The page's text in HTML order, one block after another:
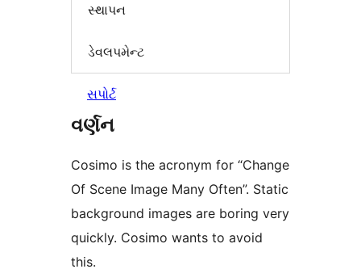
સ્થાપન
ડેવલપમેન્ટ
સપોર્ટ
વર્ણન
Cosimo is the acronym for “Change
Of Scene Image Many Often”. Static
background images are boring very
quickly. Cosimo wants to avoid
this.